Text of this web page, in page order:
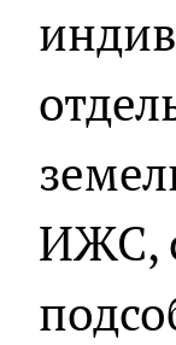
ИЖС,